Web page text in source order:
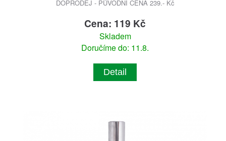
DOPRODEJ - PŮVODNÍ CENA 239.- Kč
Cena: 119 Kč
Skladem
Doručíme do: 11.8.
Detail